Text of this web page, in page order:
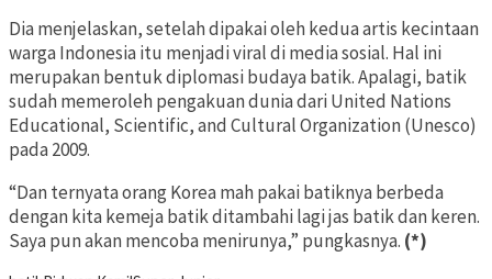
Dia menjelaskan, setelah dipakai oleh kedua artis kecintaan
warga Indonesia itu menjadi viral di media sosial. Hal ini
merupakan bentuk diplomasi budaya batik. Apalagi, batik
sudah memeroleh pengakuan dunia dari United Nations
Educational, Scientific, and Cultural Organization (Unesco)
pada 2009.
“Dan ternyata orang Korea mah pakai batiknya berbeda
dengan kita kemeja batik ditambahi lagi jas batik dan keren.
Saya pun akan mencoba menirunya,” pungkasnya. (*)